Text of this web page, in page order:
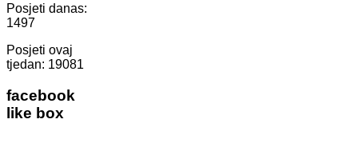
Posjeti danas:
1497
Posjeti ovaj
tjedan: 19081
facebook
like box